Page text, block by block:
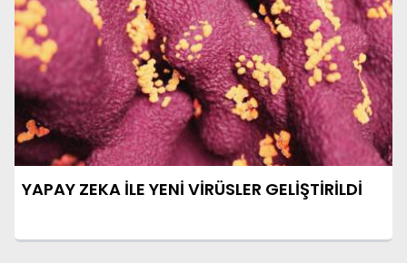
YAPAY ZEKA İLE YENİ VİRÜSLER GELİŞTİRİLDİ